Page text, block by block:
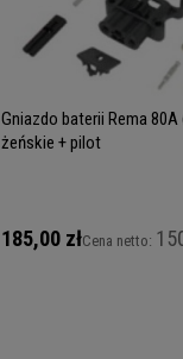
Gniazdo baterii Rema 80A
żeńskie + pilot
185,00 złCena netto: